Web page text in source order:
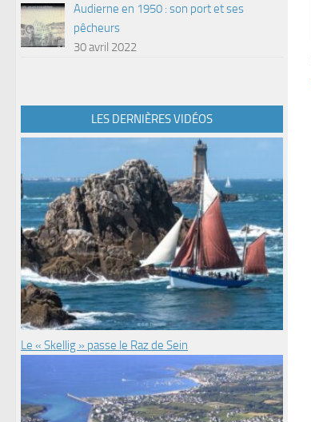
Audierne en 1950 : son port et ses
pêcheurs
30 avril 2022
LES DERNIÈRES VIDÉOS
Le « Skellig » passe le Raz de Sein